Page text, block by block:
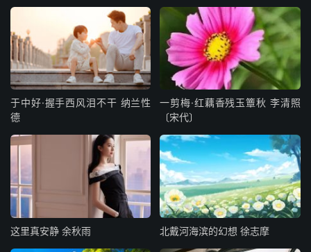
指，现在说“星汉西流”，就是银河转向西，表示夜已很深
了。
尔：指牵牛、织女。河梁：河上的桥。传说牵牛和织女隔着
天河，只能在每年七月七日相见，喜鹊为他们搭桥。
历史评价
这是今存最早的一首完整的七言诗。它叙述了一位女子对丈
夫的思念。笔致委婉，语言清丽，感情缠绵。这首诗突出的
特点是写景与抒情的巧妙交融。
诗歌的开头展示了一幅秋色图：秋风萧瑟， 草木零落， 白
露为霜，候鸟南飞……。这萧条的景色牵出思妇的怀人之
于中好·握手西风泪不干 纳兰性
德
一剪梅·红藕香残玉簟秋 李清照
〔宋代〕
这里真安静 余秋雨 北戴河海滨的幻想 徐志摩